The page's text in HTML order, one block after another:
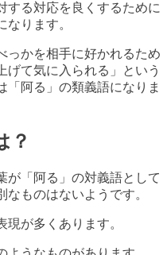
する対応を良くするために
ります。
っかを相手に好かれるため
げて気に入られる」という
「阿る」の類義語になりま
？
が「阿る」の対義語として
ものはないようです。
が多くあります。